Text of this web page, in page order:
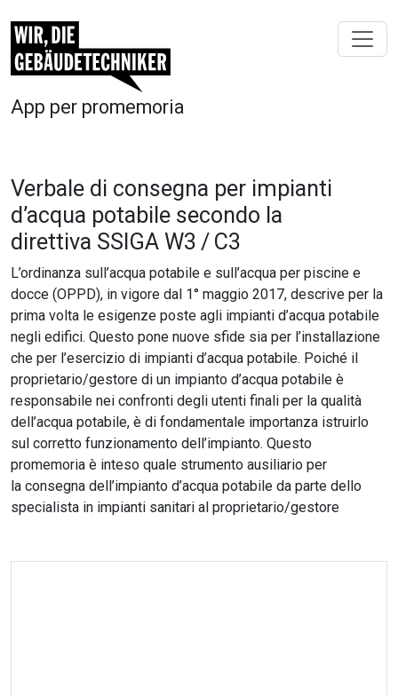
App per promemoria
Verbale di consegna per impianti
d’acqua potabile secondo la
direttiva SSIGA W3 / C3
L’ordinanza sull’acqua potabile e sull’acqua per piscine e
docce (OPPD), in vigore dal 1° maggio 2017, descrive per la
prima volta le esigenze poste agli impianti d’acqua potabile
negli edifici. Questo pone nuove sfide sia per l’installazione
che per l’esercizio di impianti d’acqua potabile. Poiché il
proprietario/gestore di un impianto d’acqua potabile è
responsabile nei confronti degli utenti finali per la qualità
dell’acqua potabile, è di fondamentale importanza istruirlo
sul corretto funzionamento dell’impianto. Questo
promemoria è inteso quale strumento ausiliario per
la consegna dell’impianto d’acqua potabile da parte dello
specialista in impianti sanitari al proprietario/gestore